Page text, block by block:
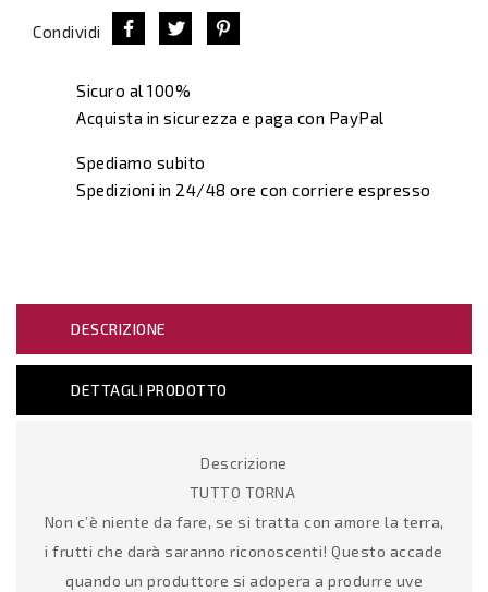
Condividi
Sicuro al 100%
Acquista in sicurezza e paga con PayPal
Spediamo subito
Spedizioni in 24/48 ore con corriere espresso
DESCRIZIONE
DETTAGLI PRODOTTO
Descrizione
TUTTO TORNA
Non c’è niente da fare, se si tratta con amore la terra,
i frutti che darà saranno riconoscenti! Questo accade
quando un produttore si adopera a produrre uve